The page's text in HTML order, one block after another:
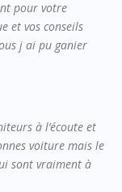
pour votre
et vos conseils
j ai pu ganier
à l’écoute et
voiture mais le
sont vraiment à